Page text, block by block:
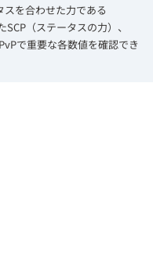
スを合わせた力である
（ステータスの力）、
で重要な各数値を確認でき